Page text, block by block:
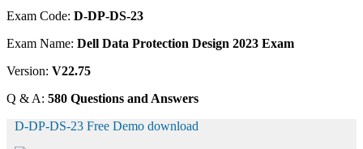
Exam Code: D-DP-DS-23
Exam Name: Dell Data Protection Design 2023 Exam
Version: V22.75
Q & A: 580 Questions and Answers
D-DP-DS-23 Free Demo download